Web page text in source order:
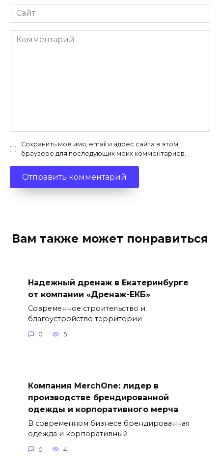
Сайт
Комментарий
Сохранить моё имя, email и адрес сайта в этом
браузере для последующих моих комментариев.
Вам также может понравиться
Надежный дренаж в Екатеринбурге
от компании «Дренаж-ЕКБ»
Современное строительство и
благоустройство территории
0 5
Компания MerchOne: лидер в
производстве брендированной
одежды и корпоративного мерча
В современном бизнесе брендированная
одежда и корпоративный
0 4